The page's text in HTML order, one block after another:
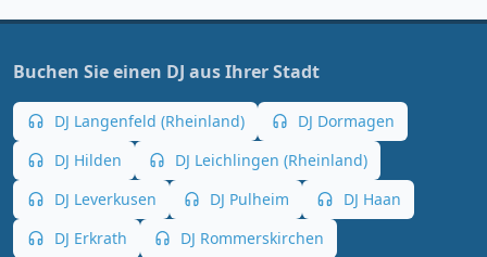
Buchen Sie einen DJ aus Ihrer Stadt
DJ Langenfeld (Rheinland)
DJ Dormagen
DJ Hilden
DJ Leichlingen (Rheinland)
DJ Leverkusen
DJ Pulheim
DJ Haan
DJ Erkrath
DJ Rommerskirchen